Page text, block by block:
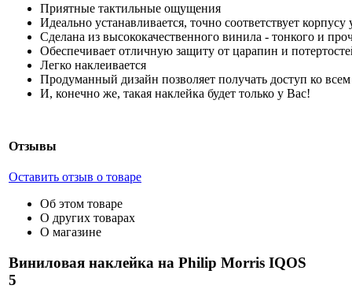
Приятные тактильные ощущения
Идеально устанавливается, точно соответствует корпусу
Сделана из высококачественного винила - тонкого и
Обеспечивает отличную защиту от царапин и
Легко наклеивается
Продуманный дизайн позволяет получать доступ ко
И, конечно же, такая наклейка будет только у Вас!
Отзывы
Оставить отзыв о товаре
Об этом товаре
О других товарах
О магазине
Виниловая наклейка на Philip Morris IQOS
5